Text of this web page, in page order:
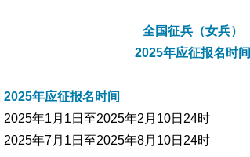
全国征兵（女兵）
2025年应征报名时间
年应征报名时间
2025年1月1日至2025年2月10日24时
2025年7月1日至2025年8月10日24时